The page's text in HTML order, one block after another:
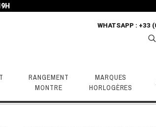
WHATSAPP : +33
RANGEMENT
MONTRE
MARQUES
HORLOGÈRES